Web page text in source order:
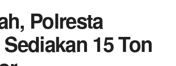
Polresta
15 Ton